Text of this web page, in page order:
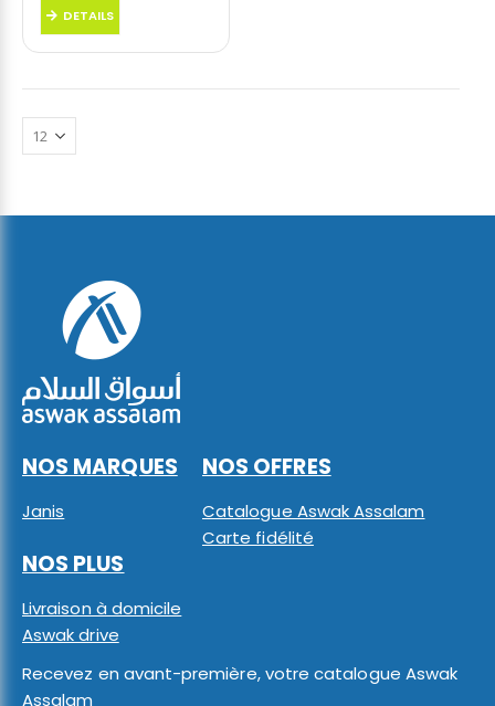
DETAILS
NOS MARQUES
Janis
NOS OFFRES
Catalogue Aswak Assalam
Carte fidélité
NOS PLUS
Livraison à domicile
Aswak drive
Recevez en avant-première, votre catalogue Aswak
Assalam